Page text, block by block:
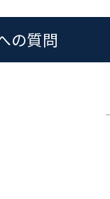
の質問